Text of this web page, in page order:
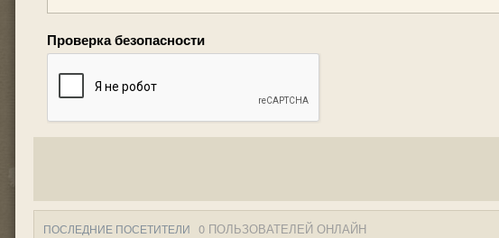
Проверка безопасности
ПОСЛЕДНИЕ ПОСЕТИТЕЛИ 0 ПОЛЬЗОВАТЕЛЕЙ ОНЛАЙН